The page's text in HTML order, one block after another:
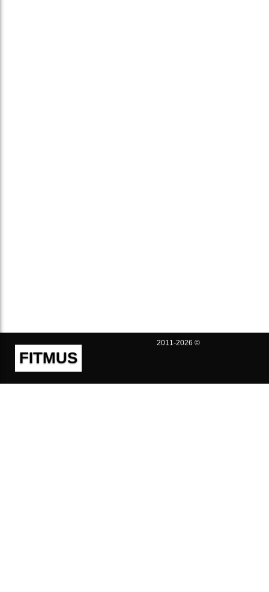
FITMUS
2011-2026 ©